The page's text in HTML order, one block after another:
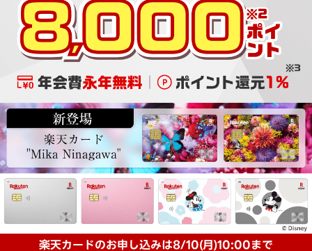
楽天カードのお申し込みは8/10(月)10:00まで